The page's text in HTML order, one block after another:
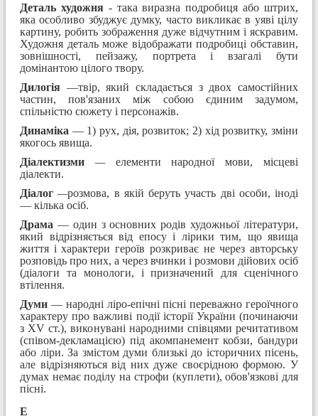
Деталь художня- така виразна подробиця або штрих,
яка особливо збуджує думку, часто викликає в уяві цілу
картину, робить зображення дуже відчутним і яскравим.
Художня деталь може відображати подробиці обставин,
зовнішності, пейзажу, портрета і взагалі бути
домінантою цілого твору.
Дилогія —твір, який складається з двох самостійних
частин, пов'язаних між собою єдиним задумом,
спільністю сюжету і персонажів.
Динаміка — 1) рух, дія, розвиток; 2) хід розвитку, зміни
якогось явища.
Діалектизми
— елементи народної мови, місцеві
діалекти.
Діалог —розмова, в якій беруть участь дві особи, іноді
— кілька осіб.
Драма — один з основних родів художньої літератури,
який відрізняється від епосу і лірики тим, що явища
життя і характери героїв розкриває не через авторську
розповідь про них, а через вчинки і розмови дійових осіб
(діалоги та монологи, і призначений для сценічного
втілення.
Думи — народні ліро-епічні пісні переважно героїчного
характеру про важливі події історії України (починаючи
з XV ст.), виконувані народними співцями речитативом
(співом-декламацією) під акомпанемент кобзи, бандури
або ліри. За змістом думи близькі до історичних пісень,
але відрізняються від них дуже своєрідною формою. У
думах немає поділу на строфи (куплети), обов'язкові для
пісні.
Е